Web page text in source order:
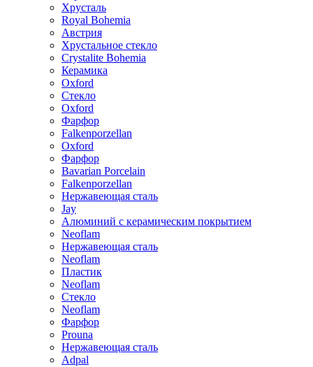
Хрусталь
Royal Bohemia
Австрия
Хрустальное стекло
Crystalite Bohemia
Керамика
Oxford
Стекло
Oxford
Фарфор
Falkenporzellan
Oxford
Фарфор
Bavarian Porcelain
Falkenporzellan
Нержавеющая сталь
Jay
Алюминий с керамическим покрытием
Neoflam
Нержавеющая сталь
Neoflam
Пластик
Neoflam
Стекло
Neoflam
Фарфор
Prouna
Нержавеющая сталь
Adpal